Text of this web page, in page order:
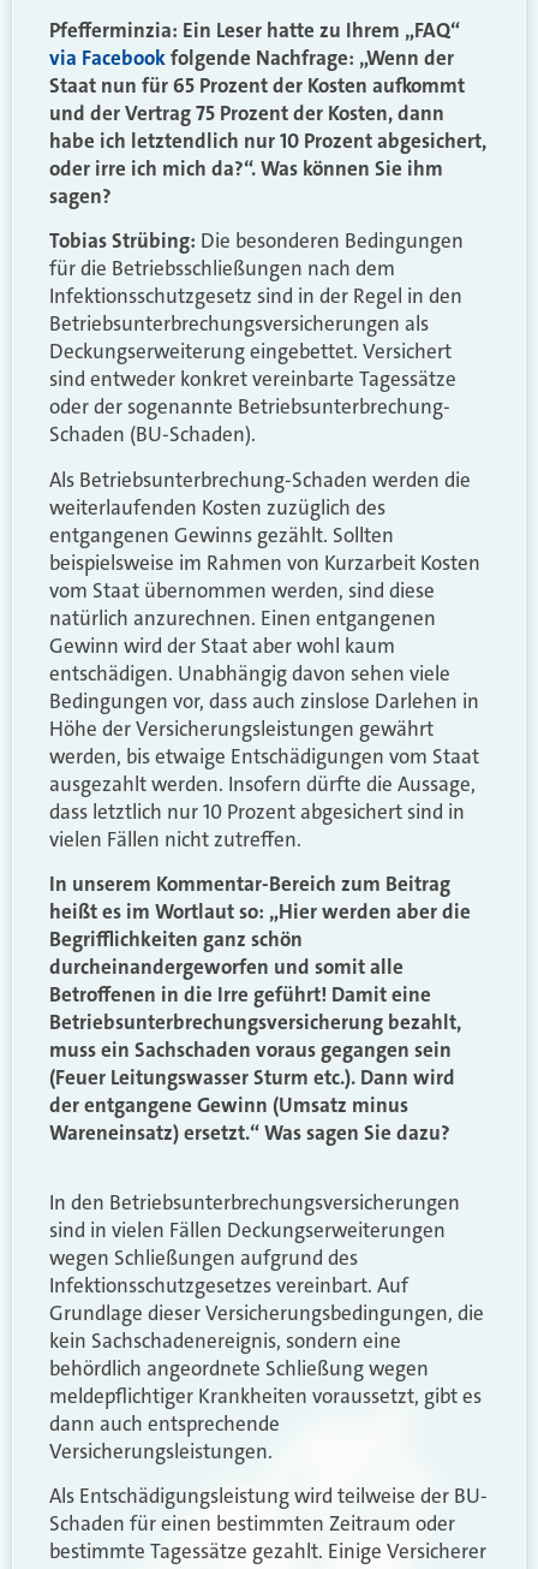
Pfefferminzia: Ein Leser hatte zu Ihrem „FAQ“
via Facebookfolgende Nachfrage: „Wenn der
Staat nun für 65 Prozent der Kosten aufkommt
und der Vertrag 75 Prozent der Kosten, dann
habe ich letztendlich nur 10 Prozent abgesichert,
oder irre ich mich da?“. Was können Sie ihm
sagen?
Tobias Strübing: Die besonderen Bedingungen
für die Betriebsschließungen nach dem
Infektionsschutzgesetz sind in der Regel in den
Betriebsunterbrechungsversicherungen als
Deckungserweiterung eingebettet. Versichert
sind entweder konkret vereinbarte Tagessätze
oder der sogenannte Betriebsunterbrechung-
Schaden (BU-Schaden).
Als Betriebsunterbrechung-Schaden werden die
weiterlaufenden Kosten zuzüglich des
entgangenen Gewinns gezählt. Sollten
beispielsweise im Rahmen von Kurzarbeit Kosten
vom Staat übernommen werden, sind diese
natürlich anzurechnen. Einen entgangenen
Gewinn wird der Staat aber wohl kaum
entschädigen. Unabhängig davon sehen viele
Bedingungen vor, dass auch zinslose Darlehen in
Höhe der Versicherungsleistungen gewährt
werden, bis etwaige Entschädigungen vom Staat
ausgezahlt werden. Insofern dürfte die Aussage,
dass letztlich nur 10 Prozent abgesichert sind in
vielen Fällen nicht zutreffen.
In unserem Kommentar-Bereich zum Beitrag
heißt es im Wortlaut so: „Hier werden aber die
Begrifflichkeiten ganz schön
durcheinandergeworfen und somit alle
Betroffenen in die Irre geführt! Damit eine
Betriebsunterbrechungsversicherung bezahlt,
muss ein Sachschaden voraus gegangen sein
(Feuer Leitungswasser Sturm etc.). Dann wird
der entgangene Gewinn (Umsatz minus
Wareneinsatz) ersetzt.“ Was sagen Sie dazu?
In den Betriebsunterbrechungsversicherungen
sind in vielen Fällen Deckungserweiterungen
wegen Schließungen aufgrund des
Infektionsschutzgesetzes vereinbart. Auf
Grundlage dieser Versicherungsbedingungen, die
kein Sachschadenereignis, sondern eine
behördlich angeordnete Schließung wegen
meldepflichtiger Krankheiten voraussetzt, gibt es
dann auch entsprechende
Versicherungsleistungen.
Als Entschädigungsleistung wird teilweise der BU-
Schaden für einen bestimmten Zeitraum oder
bestimmte Tagessätze gezahlt. Einige Versicherer